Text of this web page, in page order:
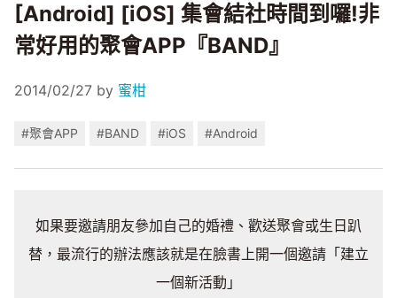
[Android] [iOS] 集會結社時間到囉!非
常好用的聚會APP『BAND』
2014/02/27 by 蜜柑
#聚會APP #BAND #iOS #Android
如果要邀請朋友參加自己的婚禮、歡送聚會或生日趴
替，最流行的辦法應該就是在臉書上開一個邀請「建立
一個新活動」